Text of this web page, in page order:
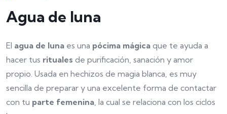
Agua de luna
El agua de luna es una pócima mágica que te ayuda a
hacer tus rituales de purificación, sanación y amor
propio. Usada en hechizos de magia blanca, es muy
sencilla de preparar y una excelente forma de contactar
con tu parte femenina, la cual se relaciona con los ciclos